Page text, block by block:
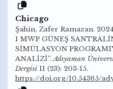
Chicago
Şahin, Zafer Ramazan.
1 MWP GÜNEŞ
SİMÜLASYON
ANALİZİ”.Adıyaman
Dergisi 11 (23): 203-15.
https://doi.org/10.54365/